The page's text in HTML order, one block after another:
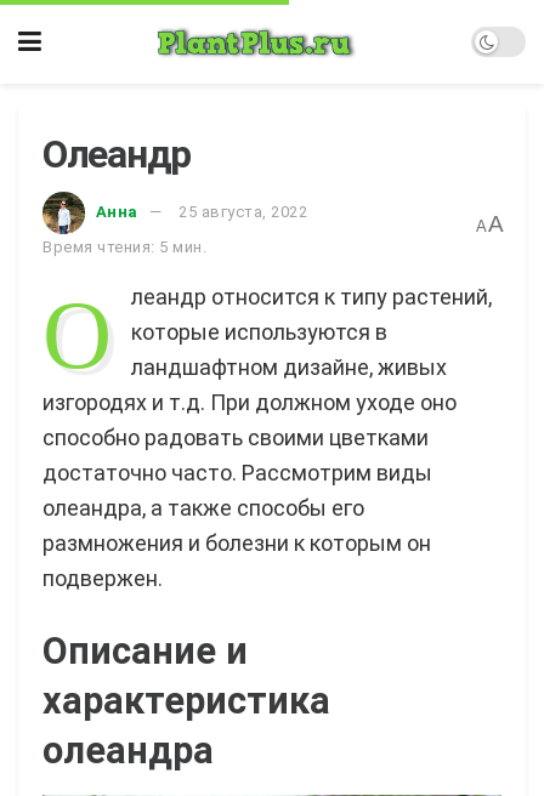
Олеандр
Анна
25 августа, 2022
Время чтения: 5 мин.
AA
О
леандр относится к типу растений,
которые используются в
ландшафтном дизайне, живых
изгородях и т.д. При должном уходе оно
способно радовать своими цветками
достаточно часто. Рассмотрим виды
олеандра, а также способы его
размножения и болезни к которым он
подвержен.
Описание и
характеристика
олеандра